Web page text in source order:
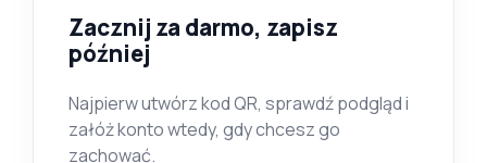
Zacznij za darmo, zapisz
później
Najpierw utwórz kod QR, sprawdź podgląd i
załóż konto wtedy, gdy chcesz go
zachować.